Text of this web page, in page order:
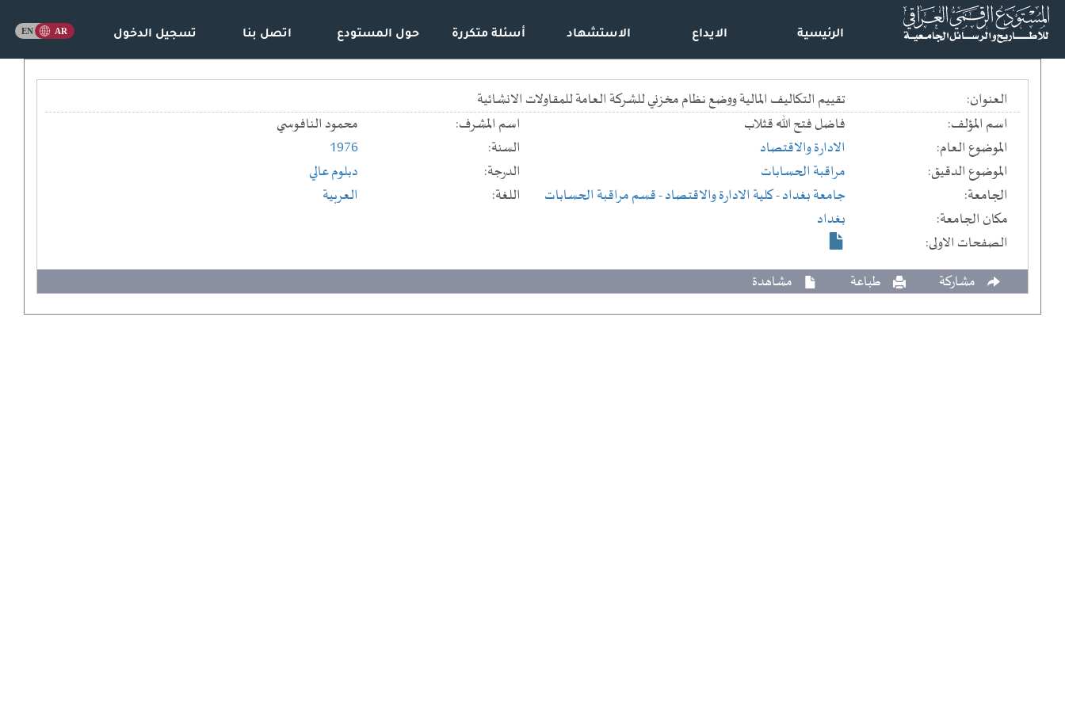
الرئيسية الايداع الاستشهاد أسئلة متكررة حول المستودع اتصل بنا تسجيل الدخول
العنوان:
تقييم التكاليف المالية ووضع نظام مخزني للشركة العامة للمقاولات الانشائية
اسم المؤلف:
فاضل فتح الله قثلاب اسم المشرف:
محمود النافوسي
الموضوع العام:
الادارة والاقتصاد السنة:
1976
الموضوع الدقيق:
مراقبة الحسابات الدرجة:
دبلوم عالي
الجامعة:
جامعة بغداد- كلية الادارة والاقتصاد- قسم مراقبة الحسابات اللغة:
العربية
مكان الجامعة:
بغداد
الصفحات الاولى:
مشاركة
طباعة مشاهدة